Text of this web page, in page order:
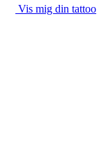
Vis mig din tattoo